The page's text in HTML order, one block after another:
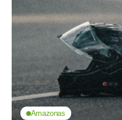
Amazonas